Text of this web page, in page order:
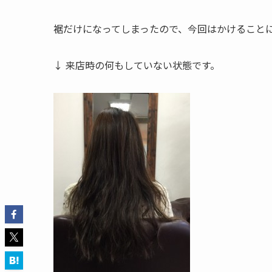
裾だけになってしまったので、今回はかけること
↓ 来店時の何もしていない状態です。